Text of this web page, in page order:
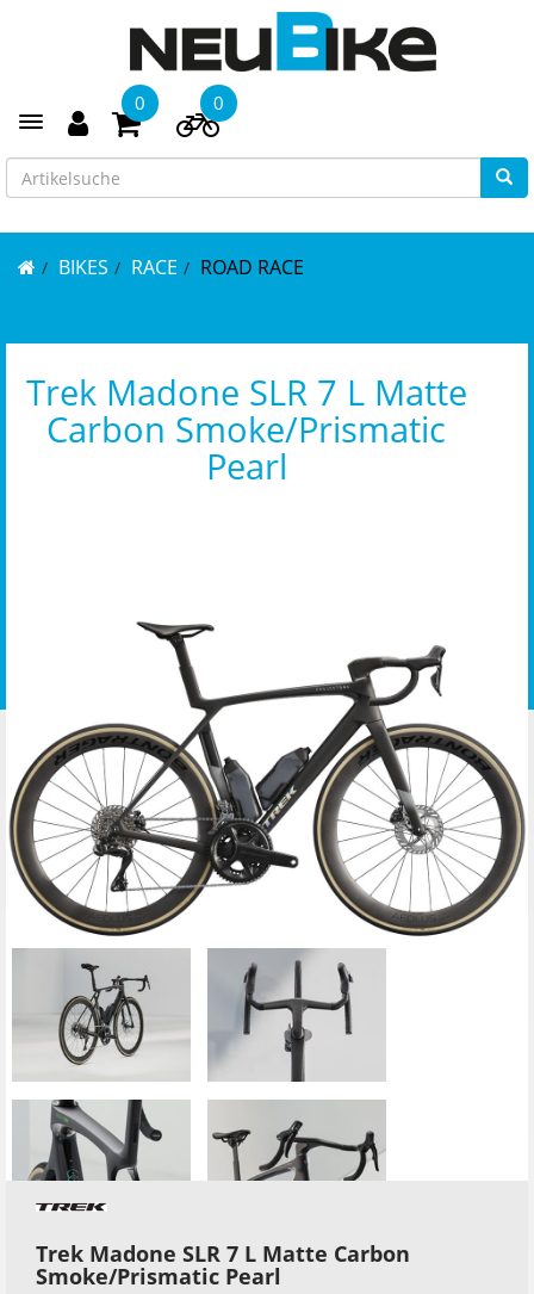
Toggle navigation
0 0
BIKES RACE ROAD RACE
Trek Madone SLR 7 L Matte
Carbon Smoke/Prismatic
Pearl
Trek Madone SLR 7 L Matte Carbon
Smoke/Prismatic Pearl